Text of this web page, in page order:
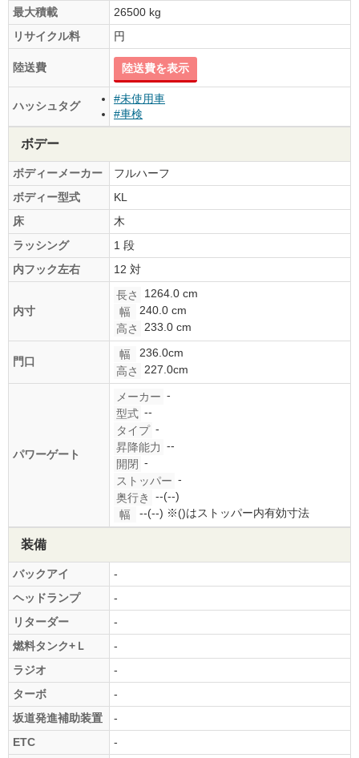
最大積載
26500 kg
リサイクル料
円
陸送費 陸送費を表示
ハッシュタグ
#未使用車
#車検
ボデー
ボディーメーカー
フルハーフ
ボディー型式
KL
床
木
ラッシング
1 段
内フック左右
12 対
内寸
長さ
1264.0 cm
幅
240.0 cm
高さ
233.0 cm
門口
幅
236.0cm
高さ
227.0cm
パワーゲート
メーカー -
型式 --
タイプ -
昇降能力 --
開閉 -
ストッパー -
奥行き
--(--)
幅
--(--) ※()はストッパー内有効寸法
装備
バックアイ
-
ヘッドランプ
-
リターダー
-
燃料タンク+Ｌ
-
ラジオ
-
ターボ
-
坂道発進補助装置
-
ETC
-